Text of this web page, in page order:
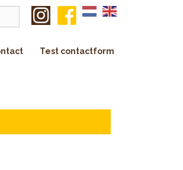
Test contactform